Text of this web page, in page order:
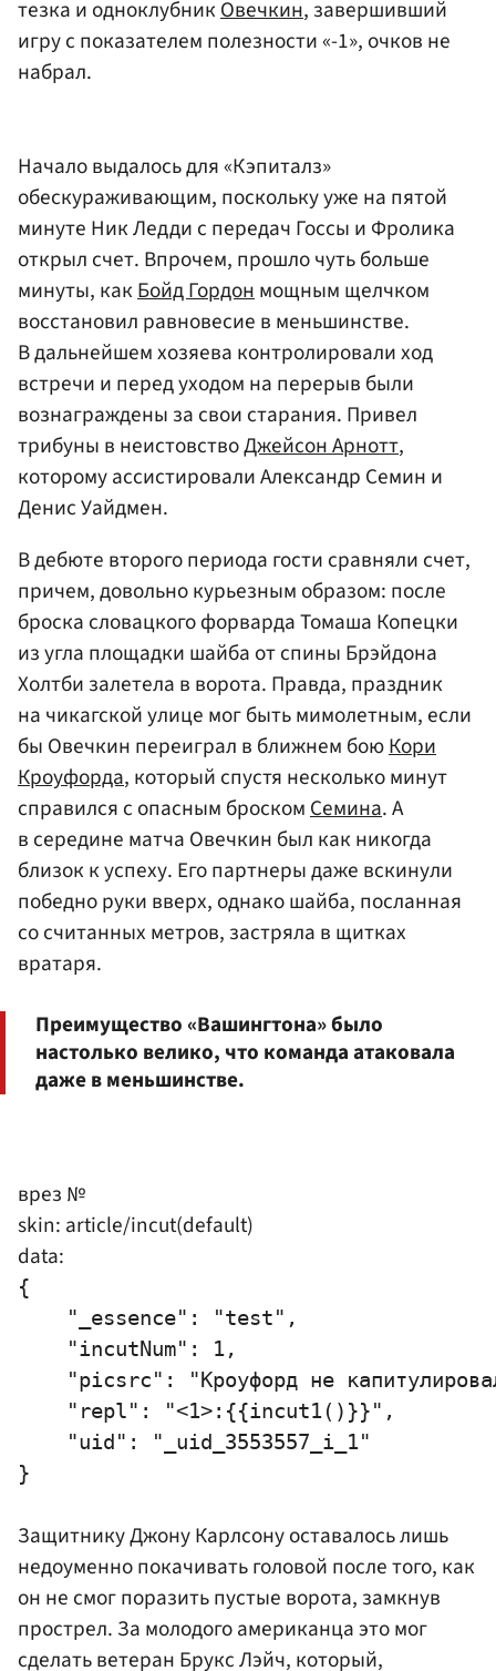
тезка и одноклубник Овечкин, завершивший
игру с показателем полезности «-1», очков не
набрал.
Начало выдалось для «Кэпиталз»
обескураживающим, поскольку уже на пятой
минуте Ник Ледди с передач Госсы и Фролика
открыл счет. Впрочем, прошло чуть больше
минуты, какБойд Гордонмощным щелчком
восстановил равновесие в меньшинстве.
В дальнейшем хозяева контролировали ход
встречи и перед уходом на перерыв были
вознаграждены за свои старания. Привел
трибуны в неистовствоДжейсон Арнотт,
которому ассистировали Александр Семин и
Денис Уайдмен.
В дебюте второго периода гости сравняли счет,
причем, довольно курьезным образом: после
броска словацкого форварда Томаша Копецки
из угла площадки шайба от спины Брэйдона
Холтби залетела в ворота. Правда, праздник
на чикагской улице мог быть мимолетным, если
бы Овечкин переиграл в ближнем боюКори
Кроуфорда, который спустя несколько минут
справился с опасным броскомСемина. А
в середине матча Овечкин был как никогда
близок к успеху. Его партнеры даже вскинули
победно руки вверх, однако шайба, посланная
со считанных метров, застряла в щитках
вратаря.
Преимущество «Вашингтона» было
настолько велико, что команда атаковала
даже в меньшинстве.
врез №
skin: article/incut(default)
data:
{
    "_essence": "test",
    "incutNum": 1,
"picsrc": "Кроуфорд не
    "repl": "<1>:{{incut1()}}",
    "uid": "_uid_3553557_i_1"
ЗащитникуДжону Карлсонуоставалось лишь
недоуменно покачивать головой после того, как
он не смог поразить пустые ворота, замкнув
прострел. За молодого американца это мог
сделать ветеран Брукс Лэйч, который,